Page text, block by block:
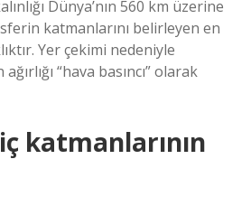
Dünya’nın 560 km üzerine
katmanlarını belirleyen en
Yer çekimi nedeniyle
“hava basıncı” olarak
katmanlarının